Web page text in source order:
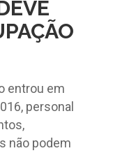
entrou em
personal
não podem